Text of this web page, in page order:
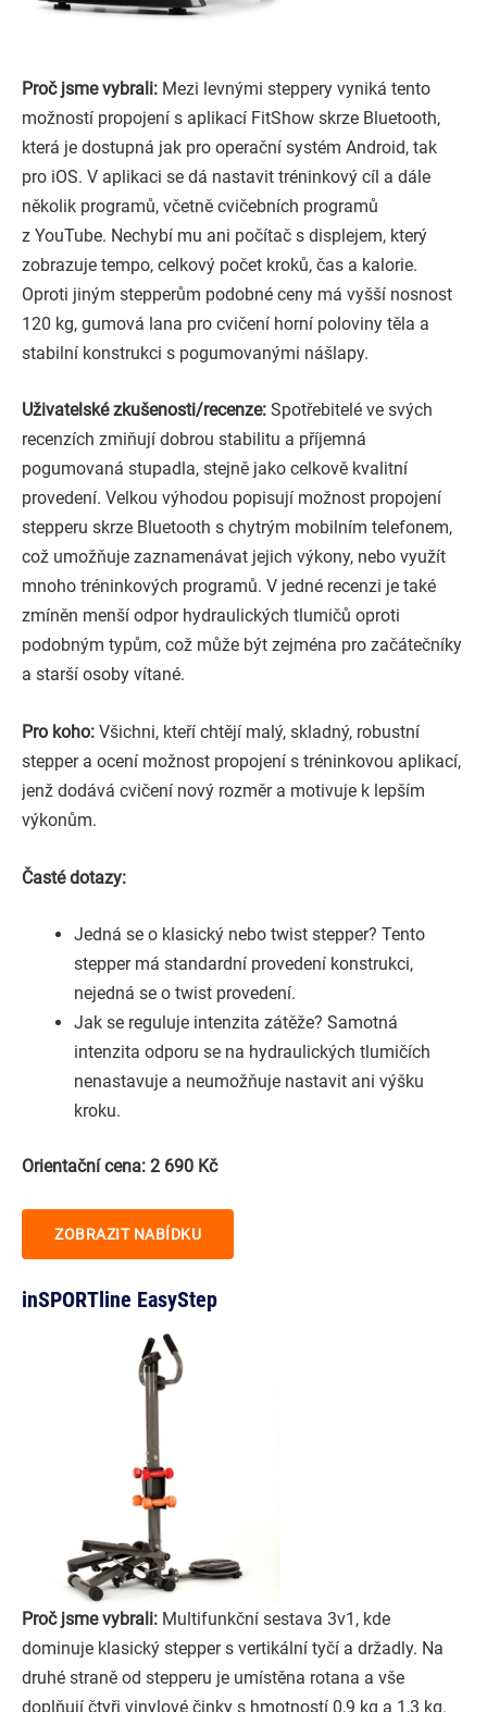
Proč jsme vybrali: Mezi levnými steppery vyniká tento
možností propojení s aplikací FitShow skrze Bluetooth,
která je dostupná jak pro operační systém Android, tak
pro iOS. V aplikaci se dá nastavit tréninkový cíl a dále
několik programů, včetně cvičebních programů
z YouTube. Nechybí mu ani počítač s displejem, který
zobrazuje tempo, celkový počet kroků, čas a kalorie.
Oproti jiným stepperům podobné ceny má vyšší nosnost
120 kg, gumová lana pro cvičení horní poloviny těla a
stabilní konstrukci s pogumovanými nášlapy.
Uživatelské zkušenosti/recenze: Spotřebitelé ve svých
recenzích zmiňují dobrou stabilitu a příjemná
pogumovaná stupadla, stejně jako celkově kvalitní
provedení. Velkou výhodou popisují možnost propojení
stepperu skrze Bluetooth s chytrým mobilním telefonem,
což umožňuje zaznamenávat jejich výkony, nebo využít
mnoho tréninkových programů. V jedné recenzi je také
zmíněn menší odpor hydraulických tlumičů oproti
podobným typům, což může být zejména pro začátečníky
a starší osoby vítané.
Pro koho: Všichni, kteří chtějí malý, skladný, robustní
stepper a ocení možnost propojení s tréninkovou aplikací,
jenž dodává cvičení nový rozměr a motivuje k lepším
výkonům.
Časté dotazy:
Jedná se o klasický nebo twist stepper? Tento
stepper má standardní provedení konstrukci,
nejedná se o twist provedení.
Jak se reguluje intenzita zátěže? Samotná
intenzita odporu se na hydraulických tlumičích
nenastavuje a neumožňuje nastavit ani výšku
kroku.
Orientační cena: 2 690 Kč
ZOBRAZIT NABÍDKU
inSPORTline EasyStep
Proč jsme vybrali: Multifunkční sestava 3v1, kde
dominuje klasický stepper s vertikální tyčí a držadly. Na
druhé straně od stepperu je umístěna rotana a vše
doplňují čtyři vinylové činky s hmotností 0,9 kg a 1,3 kg.